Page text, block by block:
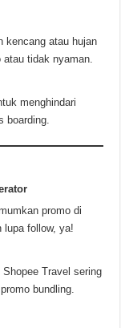
kencang atau hujan
tidak nyaman.
menghindari
boarding.
promo di
lupa follow, ya!
Travel sering
bundling.